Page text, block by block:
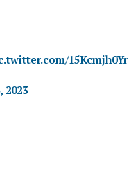
15Kcmjh0Yr
2023